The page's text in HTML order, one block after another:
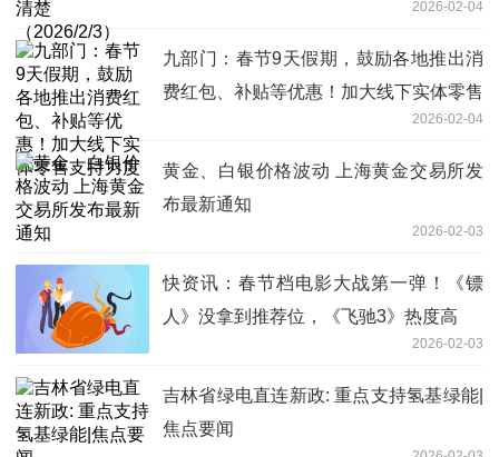
2026-02-04
九部门：春节9天假期，鼓励各地推出消
费红包、补贴等优惠！加大线下实体零售
2026-02-04
黄金、白银价格波动 上海黄金交易所发
布最新通知
2026-02-03
快资讯：春节档电影大战第一弹！《镖
人》没拿到推荐位，《飞驰3》热度高
2026-02-03
吉林省绿电直连新政: 重点支持氢基绿能|
焦点要闻